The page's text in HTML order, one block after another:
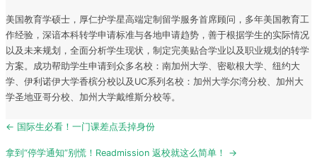
美国教育学硕士，厚仁护学星高端定制留学服务首席顾问，多年美国教育工
作经验，深谙本科转学申请标准与各地申请趋势，善于根据学生的实际情况
以及未来规划，全面分析学生现状，制定完美贴合学业以及职业规划的转学
方案。成功帮助学生申请到众多名校：南加州大学、密歇根大学、纽约大
学、伊利诺伊大学香槟分校以及UC系列名校：加州大学尔湾分校、加州大
学圣地亚哥分校、加州大学戴维斯分校等。
Post
← 国际生必看！一门课差点丢掉身份
拿到“停学通知”别慌！Readmission 返校就这么简单！ →